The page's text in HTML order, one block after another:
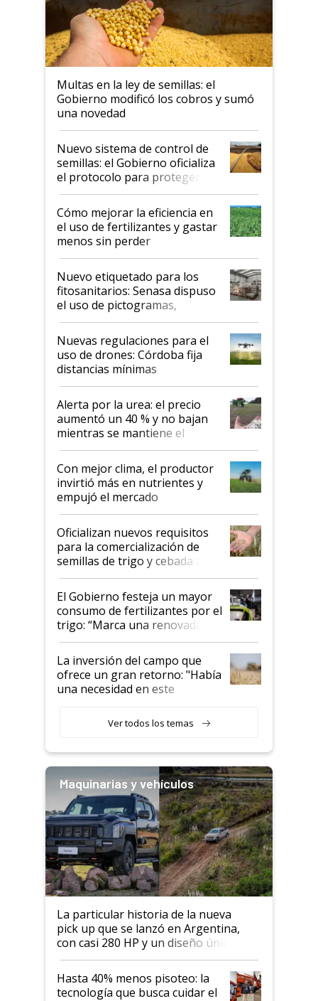
Multas en la ley de semillas: el
Gobierno modificó los cobros y sumó
una novedad
Nuevo sistema de control de
semillas: el Gobierno oficializa
el protocolo para proteger la
propiedad intelectual
Cómo mejorar la eficiencia en
el uso de fertilizantes y gastar
menos sin perder
productividad en la campaña
fina
Nuevo etiquetado para los
fitosanitarios: Senasa dispuso
el uso de pictogramas,
palabras de advertencia e
indicaciones
Nuevas regulaciones para el
uso de drones: Córdoba fija
distancias mínimas
Alerta por la urea: el precio
aumentó un 40 % y no bajan
mientras se mantiene el
conflicto en Medio Oriente
Con mejor clima, el productor
invirtió más en nutrientes y
empujó el mercado
Oficializan nuevos requisitos
para la comercialización de
semillas de trigo y cebada a
granel
El Gobierno festeja un mayor
consumo de fertilizantes por el
trigo: “Marca una renovada
confianza de los productores”
La inversión del campo que
ofrece un gran retorno: "Había
una necesidad en este
Ver todos los temas
Maquinarias y vehículos
La particular historia de la nueva
pick up que se lanzó en Argentina,
con casi 280 HP y un diseño único: a
cuánto se vende
Hasta 40% menos pisoteo: la
tecnología que busca cuidar el